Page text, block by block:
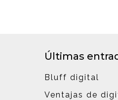
Últimas
Bluff digital
Ventajas de